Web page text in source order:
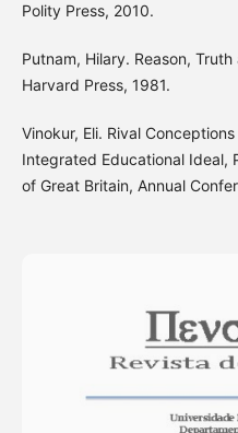
Polity Press, 2010.
Putnam, Hilary. Reason,
Harvard Press, 1981.
Vinokur, Eli. Rival
Integrated Educational Ideal,
of Great Britain, Annual